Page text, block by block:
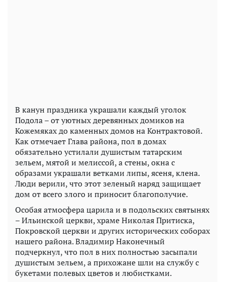
В канун праздника украшали каждый уголок
Подола – от уютных деревянных домиков на
Кожемяках до каменных домов на Контрактовой.
Как отмечает Глава района, пол в домах
обязательно устилали душистым татарским
зельем, мятой и мелиссой, а стены, окна с
образами украшали ветками липы, ясеня, клена.
Люди верили, что этот зеленый наряд защищает
дом от всего злого и приносит благополучие.
Особая атмосфера царила и в подольских святынях
– Ильинской церкви, храме Николая Притиска,
Покровской церкви и других исторических соборах
нашего района. Владимир Наконечный
подчеркнул, что пол в них полностью засыпали
душистым зельем, а прихожане шли на службу с
букетами полевых цветов и любистками.